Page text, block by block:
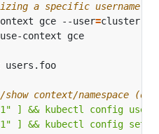
a specific username and
gce --user=cluster-
context/namespace
] && kubectl config
] && kubectl config set-